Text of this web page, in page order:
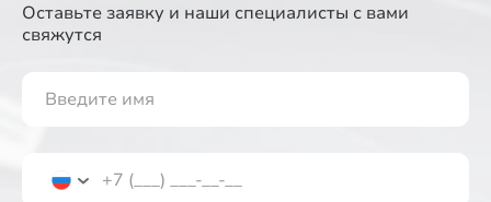
Оставьте заявку и наши специалисты с вами
свяжутся